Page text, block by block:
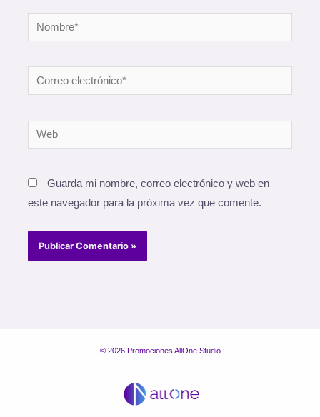
Nombre*
Correo
electrónico*
Web
Guarda mi nombre, correo electrónico y web en
este navegador para la próxima vez que comente.
© 2026 Promociones AllOne Studio